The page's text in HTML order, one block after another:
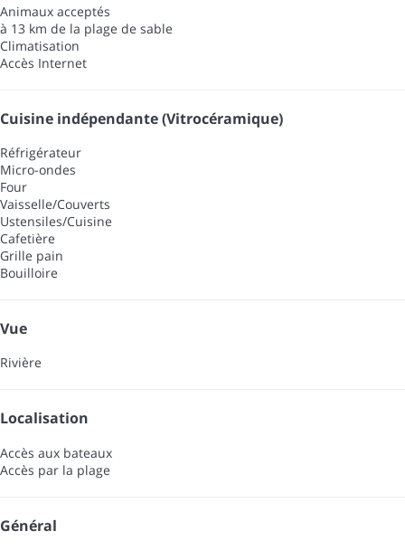
Animaux acceptés
à 13 km de la plage de sable
Climatisation
Accès Internet
Cuisine indépendante (Vitrocéramique)
Réfrigérateur
Micro-ondes
Four
Vaisselle/Couverts
Ustensiles/Cuisine
Cafetière
Grille pain
Bouilloire
Vue
Rivière
Localisation
Accès aux bateaux
Accès par la plage
Général